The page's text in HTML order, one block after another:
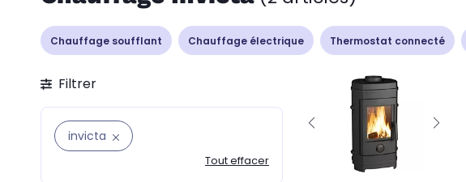
Chauffage soufflant Chauffage électrique Thermostat connecté
Filtrer
invicta
Tout effacer